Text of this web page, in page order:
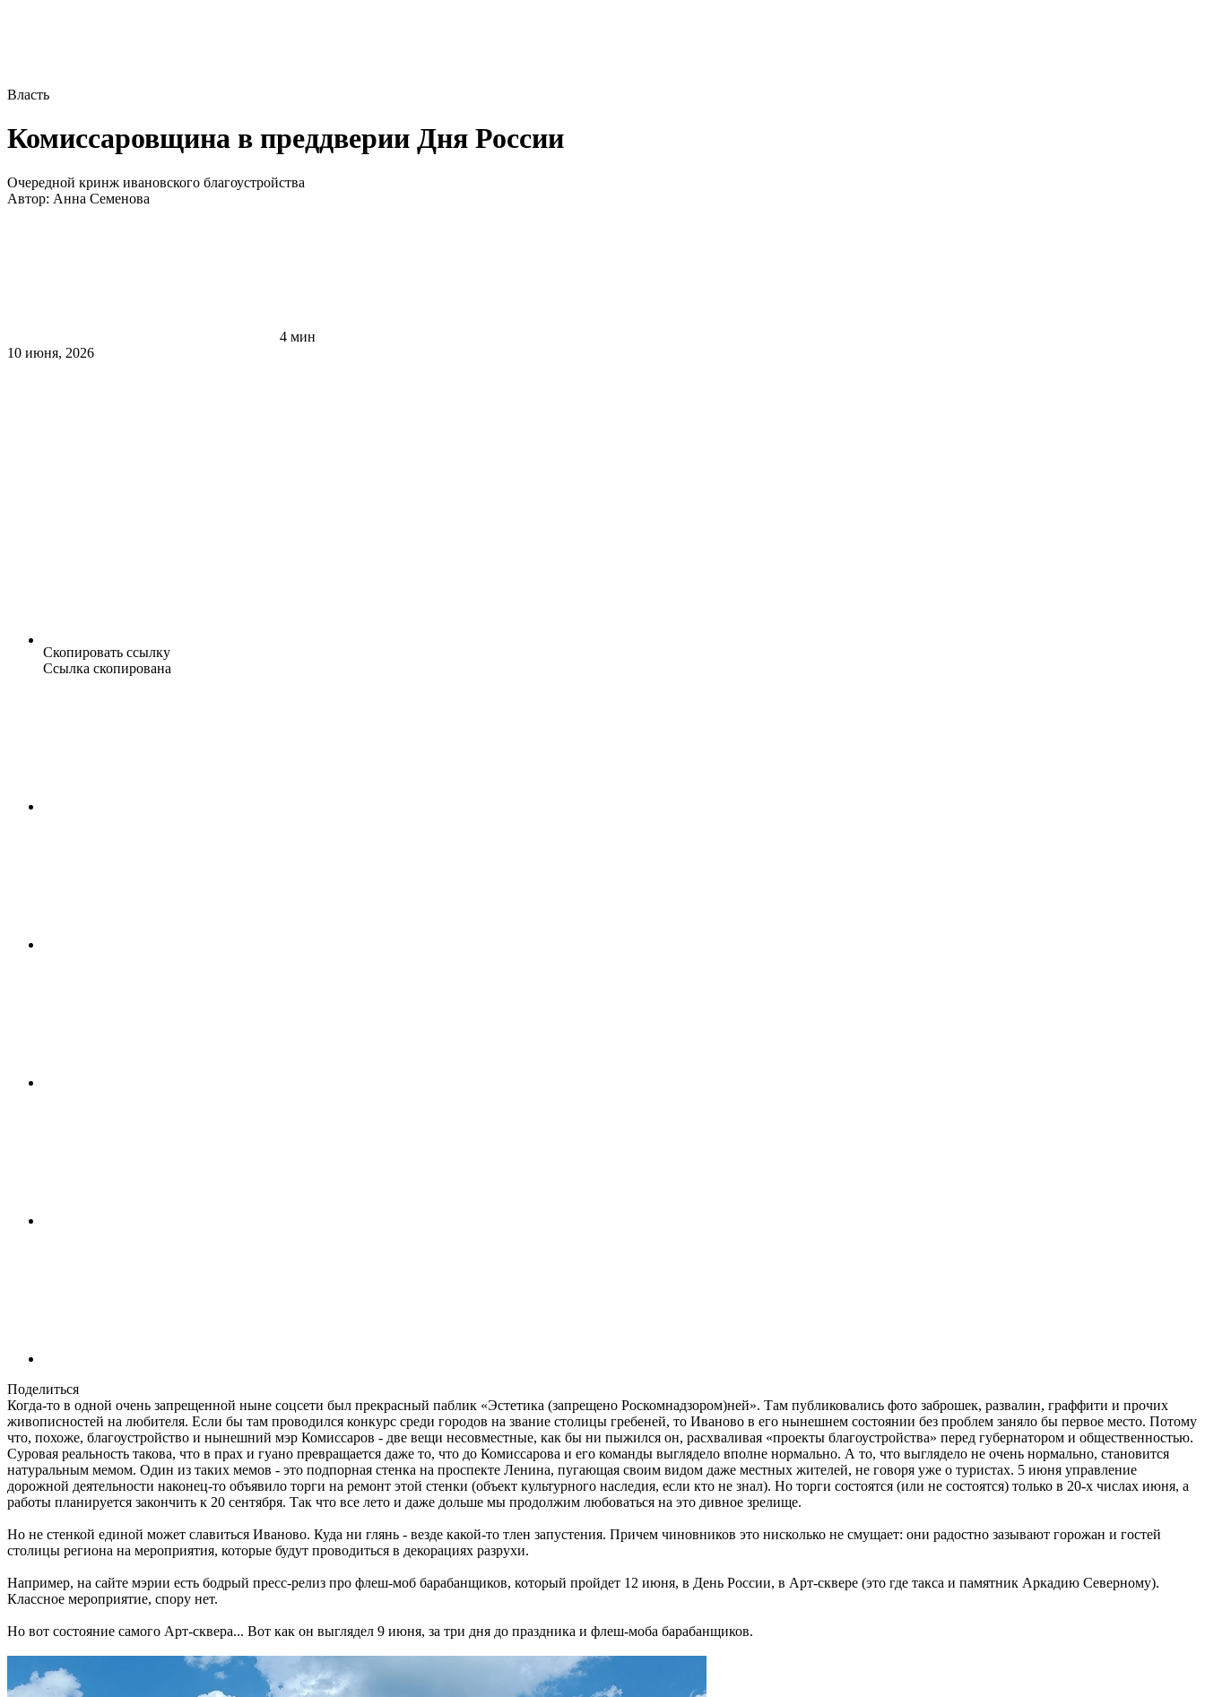
Власть
Комиссаровщина в преддверии Дня России
Очередной кринж ивановского благоустройства
Автор: Анна Семенова
4 мин
10 июня, 2026
Скопировать ссылку
Ссылка скопирована
Поделиться
Когда-то в одной очень запрещенной ныне соцсети был прекрасный паблик «Эстетика (запрещено Роскомнадзором)ней». Там публиковались фото заброшек, развалин, граффити и прочих
живописностей на любителя. Если бы там проводился конкурс среди городов на звание столицы гребеней, то Иваново в его нынешнем состоянии без проблем заняло бы первое место. Потому
что, похоже, благоустройство и нынешний мэр Комиссаров - две вещи несовместные, как бы ни пыжился он, расхваливая «проекты благоустройства» перед губернатором и общественностью.
Суровая реальность такова, что в прах и гуано превращается даже то, что до Комиссарова и его команды выглядело вполне нормально. А то, что выглядело не очень нормально, становится
натуральным мемом. Один из таких мемов - это подпорная стенка на проспекте Ленина, пугающая своим видом даже местных жителей, не говоря уже о туристах. 5 июня управление
дорожной деятельности наконец-то объявило торги на ремонт этой стенки (объект культурного наследия, если кто не знал). Но торги состоятся (или не состоятся) только в 20-х числах июня, а
работы планируется закончить к 20 сентября. Так что все лето и даже дольше мы продолжим любоваться на это дивное зрелище.
Но не стенкой единой может славиться Иваново. Куда ни глянь - везде какой-то тлен запустения. Причем чиновников это нисколько не смущает: они радостно зазывают горожан и гостей
столицы региона на мероприятия, которые будут проводиться в декорациях разрухи.
Например, на сайте мэрии есть бодрый пресс-релиз про флеш-моб барабанщиков, который пройдет 12 июня, в День России, в Арт-сквере (это где такса и памятник Аркадию Северному).
Классное мероприятие, спору нет.
Но вот состояние самого Арт-сквера... Вот как он выглядел 9 июня, за три дня до праздника и флеш-моба барабанщиков.